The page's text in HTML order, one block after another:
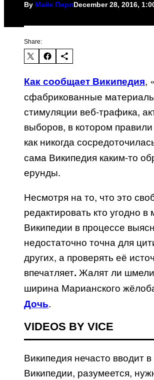
By Майк ПирлDecember 28, 2016,
Share:
Как сообщает Википедия,
сфабрикованные
стимуляции веб-трафика,
выборов, в котором
как никогда
сама Википедия каким-то
ерунды.
Несмотря на то, что это
редактировать кто угодно
Википедии в процессе
недостаточно точна для
других, а проверять её
впечатляет. Жалят ли
ширина Марианского
Дочь.
VIDEOS BY VICE
Википедия нечасто вводит
Википедии, разумеется,